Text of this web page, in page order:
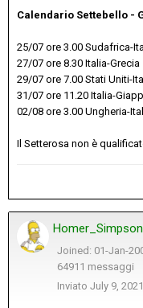
Calendario Settebello -
25/07 ore 3.00 Sudafrica-
27/07 ore 8.30 Italia-Grecia
29/07 ore 7.00 Stati Uniti-
31/07 ore 11.20 Italia-
02/08 ore 3.00 Ungheria-
Il Setterosa non è
Homer_Simpson
Joined: 01-Jan-
64911 messaggi
Inviato July 9, 2021